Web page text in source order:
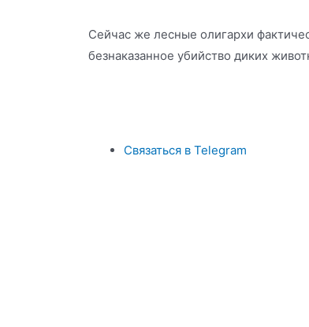
Сейчас же лесные олигархи
безнаказанное убийство диких
Связаться в Telegram